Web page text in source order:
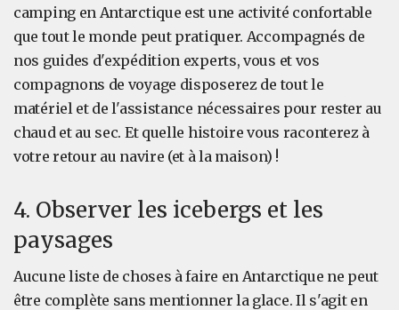
camping en Antarctique est une activité confortable
que tout le monde peut pratiquer. Accompagnés de
nos guides d'expédition experts, vous et vos
compagnons de voyage disposerez de tout le
matériel et de l'assistance nécessaires pour rester au
chaud et au sec. Et quelle histoire vous raconterez à
votre retour au navire (et à la maison) !
4. Observer les icebergs et les
paysages
Aucune liste de choses à faire en Antarctique ne peut
être complète sans mentionner la glace. Il s'agit en